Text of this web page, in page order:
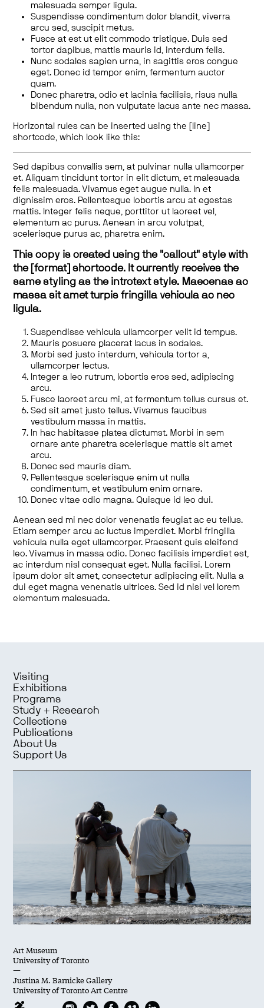
malesuada semper ligula.
Suspendisse condimentum dolor blandit, viverra
arcu sed, suscipit metus.
Fusce at est ut elit commodo tristique. Duis sed
tortor dapibus, mattis mauris id, interdum felis.
Nunc sodales sapien urna, in sagittis eros congue
eget. Donec id tempor enim, fermentum auctor
quam.
Donec pharetra, odio et lacinia facilisis, risus nulla
bibendum nulla, non vulputate lacus ante nec massa.
Horizontal rules can be inserted using the [line]
shortcode, which look like this:
Sed dapibus convallis sem, at pulvinar nulla ullamcorper
et. Aliquam tincidunt tortor in elit dictum, et malesuada
felis malesuada. Vivamus eget augue nulla. In et
dignissim eros. Pellentesque lobortis arcu at egestas
mattis. Integer felis neque, porttitor ut laoreet vel,
elementum ac purus. Aenean in arcu volutpat,
scelerisque purus ac, pharetra enim.
This copy is created using the "callout" style with
the [format] shortcode. It currently receives the
same styling as the introtext style. Maecenas ac
massa sit amet turpis fringilla vehicula ac nec
ligula.
Suspendisse vehicula ullamcorper velit id tempus.
Mauris posuere placerat lacus in sodales.
Morbi sed justo interdum, vehicula tortor a,
ullamcorper lectus.
Integer a leo rutrum, lobortis eros sed, adipiscing
arcu.
Fusce laoreet arcu mi, at fermentum tellus cursus et.
Sed sit amet justo tellus. Vivamus faucibus
vestibulum massa in mattis.
In hac habitasse platea dictumst. Morbi in sem
ornare ante pharetra scelerisque mattis sit amet
arcu.
Donec sed mauris diam.
Pellentesque scelerisque enim ut nulla
condimentum, et vestibulum enim ornare.
Donec vitae odio magna. Quisque id leo dui.
Aenean sed mi nec dolor venenatis feugiat ac eu tellus.
Etiam semper arcu ac luctus imperdiet. Morbi fringilla
vehicula nulla eget ullamcorper. Praesent quis eleifend
leo. Vivamus in massa odio. Donec facilisis imperdiet est,
ac interdum nisl consequat eget. Nulla facilisi. Lorem
ipsum dolor sit amet, consectetur adipiscing elit. Nulla a
dui eget magna venenatis ultrices. Sed id nisl vel lorem
elementum malesuada.
Visiting
Exhibitions
Programs
Study + Research
Collections
Publications
About Us
Support Us
Art Museum
University of Toronto
—
Justina M. Barnicke Gallery
University of Toronto Art Centre